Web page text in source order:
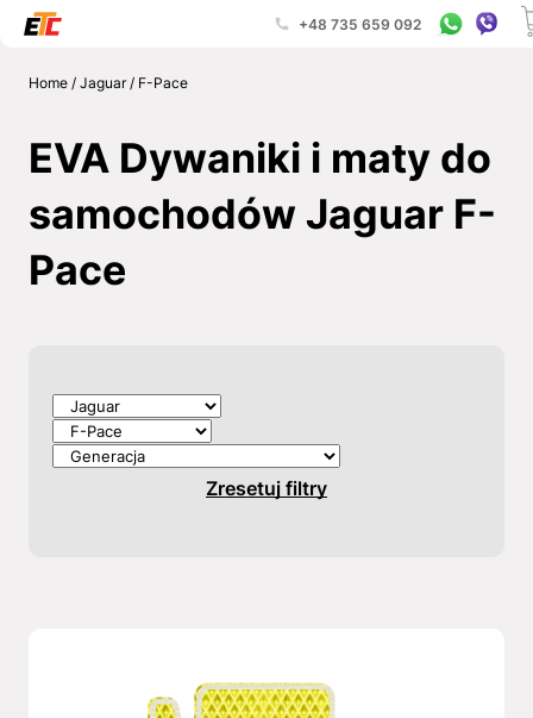
+48 735 659 092
Home/ Jaguar/ F-Pace
EVA Dywaniki i maty do
samochodów Jaguar F-
Pace
Zresetuj filtry